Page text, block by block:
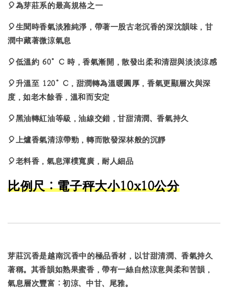
🎈為芽莊系的最高規格之一
🎈生聞時香氣淡雅純淨，帶著一股古老沉香的深沈韻味，甘
潤中藏著微涼氣息
🎈低溫約 60°C 時，香氣漸開，散發出柔和清甜與淡淡涼感
🎈升溫至 120°C，甜潤轉為溫暖圓厚，香氣更顯層次與深
度，如老木餘香，溫和而安定
🎈黑油轉紅油等級，油線交錯，甘甜清潤、香氣持久
🎈上爐香氣清涼帶勁，轉而散發深林般的沉靜
🎈老料香，氣息渾樸寬廣，耐人細品
比例尺：電子秤大小10x10公分
芽莊沉香是越南沉香中的極品香材，以甘甜清潤、香氣持久
著稱。其香韻如熟果蜜香，帶有一絲自然涼意與柔和苦韻，
氣息層次豐富：初涼、中甘、尾雅。